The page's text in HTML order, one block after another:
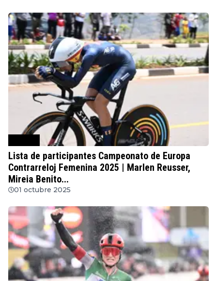
Lista de participantes Campeonato de Europa
Contrarreloj Femenina 2025 | Marlen Reusser,
Mireia Benito...
01 octubre 2025